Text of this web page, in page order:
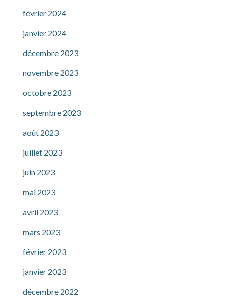
février 2024
janvier 2024
décembre 2023
novembre 2023
octobre 2023
septembre 2023
août 2023
juillet 2023
juin 2023
mai 2023
avril 2023
mars 2023
février 2023
janvier 2023
décembre 2022